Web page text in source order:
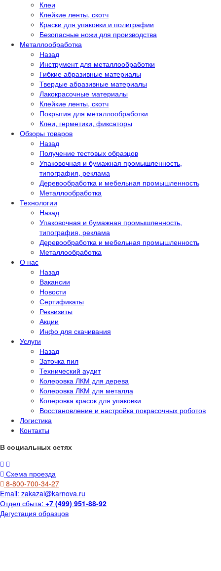
Клеи
Клейкие ленты, скотч
Краски для упаковки и полиграфии
Безопасные ножи для производства
Металлообработка
Назад
Инструмент для металлообработки
Гибкие абразивные материалы
Твердые абразивные материалы
Лакокрасочные материалы
Клейкие ленты, скотч
Покрытия для металлообработки
Клеи, герметики, фиксаторы
Обзоры товаров
Назад
Получение тестовых образцов
Упаковочная и бумажная промышленность,
типография, реклама
Деревообработка и мебельная промышленность
Металлообработка
Технологии
Назад
Упаковочная и бумажная промышленность,
типография, реклама
Деревообработка и мебельная промышленность
Металлообработка
О нас
Назад
Вакансии
Новости
Сертификаты
Реквизиты
Акции
Инфо для скачивания
Услуги
Назад
Заточка пил
Технический аудит
Колеровка ЛКМ для дерева
Колеровка ЛКМ для металла
Колеровка красок для упаковки
Восстановление и настройка покрасочных роботов
Логистика
Контакты
В социальных сетях
Схема проезда
8-800-700-34-27
Email: zakazal@karnova.ru
Отдел сбыта: +7 (499) 951-88-92
Дегустация образцов